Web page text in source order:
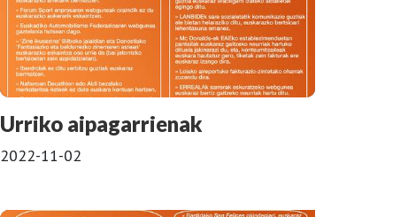
Urriko aipagarrienak
2022-11-02